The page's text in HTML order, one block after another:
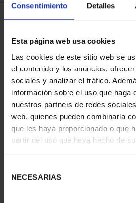
Consentimiento Detalles
Esta página web usa cookies
Las cookies de este sitio web se
el contenido y los anuncios,
sociales y analizar el tráfico.
información sobre el uso que haga
nuestros partners de redes
web, quienes pueden combinarla
que les haya proporcionado o que
partir del uso que haya hecho de
NECESARIAS
1 Products found
€1,095.00